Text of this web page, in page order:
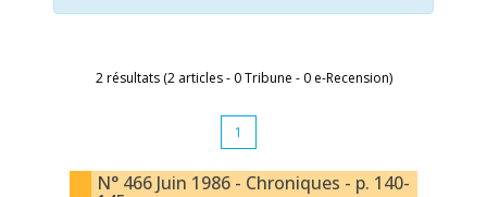
2 résultats (2 articles - 0 Tribune - 0 e-Recension)
1
N° 466 Juin 1986 - Chroniques - p. 140-